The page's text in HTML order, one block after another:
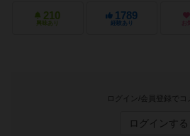
210
興味あり
1789
経験あり お
ログイン/会員登録でコ
ログインする